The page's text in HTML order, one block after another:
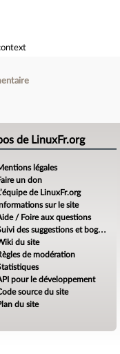
de LinuxFr.org
légales
un don
de LinuxFr.org
sur le site
/ Foire aux questions
des suggestions et bogues
du site
de modération
pour le développement
source du site
du site